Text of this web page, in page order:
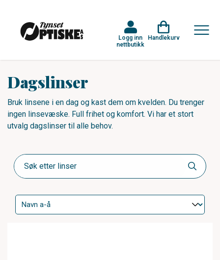
Logg inn
nettbutikk
Handlekurv
Dagslinser
Bruk linsene i en dag og kast dem om kvelden. Du trenger
ingen linsevæske. Full frihet og komfort. Vi har et stort
utvalg dagslinser til alle behov.